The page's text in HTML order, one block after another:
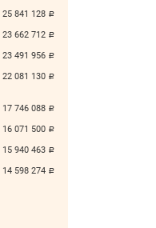
25 841 128 руб.
23 662 712 руб.
23 491 956 руб.
22 081 130 руб.
17 746 088 руб.
16 071 500 руб.
15 940 463 руб.
14 598 274 руб.